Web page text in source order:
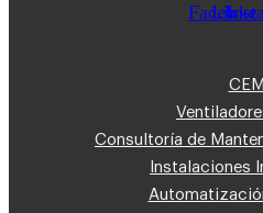
CEM
Consultoría de
Instalaciones